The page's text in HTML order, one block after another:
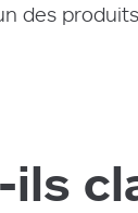
des produits.